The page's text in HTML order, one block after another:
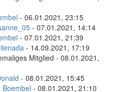
- 06.01.2021, 23:15
- 07.01.2021, 14:14
- 07.01.2021, 21:39
- 14.09.2021, 17:19
Mitglied - 08.01.2021,
- 08.01.2021, 15:45
Boembel - 08.01.2021, 21:10